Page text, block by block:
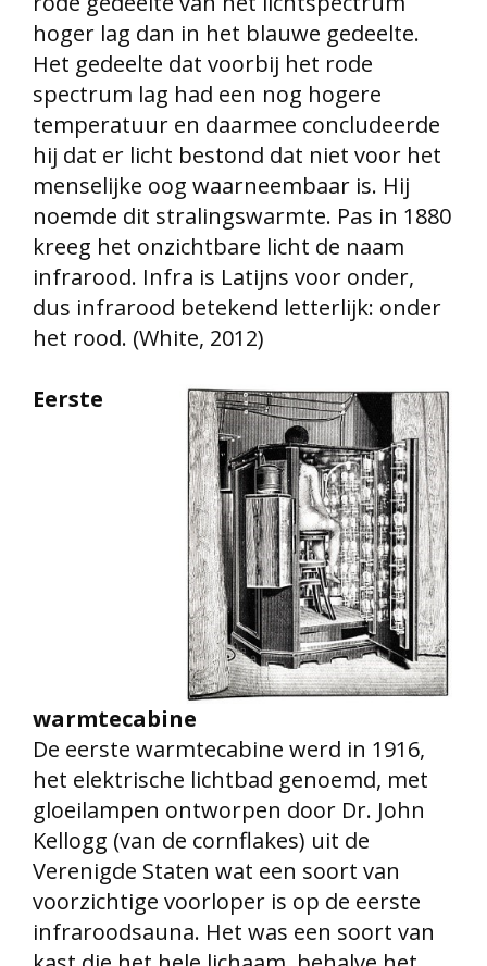
hoger lag dan in het blauwe gedeelte.
Het gedeelte dat voorbij het rode
spectrum lag had een nog hogere
temperatuur en daarmee concludeerde
hij dat er licht bestond dat niet voor het
menselijke oog waarneembaar is. Hij
noemde dit stralingswarmte. Pas in 1880
kreeg het onzichtbare licht de naam
infrarood. Infra is Latijns voor onder,
dus infrarood betekend letterlijk: onder
het rood. (White, 2012)
Eerste
warmtecabine
De eerste warmtecabine werd in 1916,
het elektrische lichtbad genoemd, met
gloeilampen ontworpen door Dr. John
Kellogg (van de cornflakes) uit de
Verenigde Staten wat een soort van
voorzichtige voorloper is op de eerste
infraroodsauna. Het was een soort van